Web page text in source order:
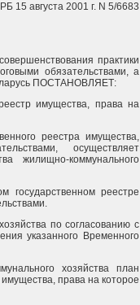
15 августа 2001 г. N 5/6683
практики
обязательствами, а
ПОСТАНОВЛЯЕТ:
имущества, права на
реестра имущества,
осуществляет
жилищно-коммунального
реестре
по согласованию с
указанного Временного
хозяйства план
права на которое